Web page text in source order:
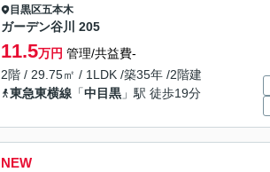
目黒区五本木
ガーデン谷川 205
11.5万円 管理/共益費-
2階 / 29.75㎡ / 1LDK /築35年 /2階建
東急東横線 「中目黒 」駅 徒歩19分
NEW